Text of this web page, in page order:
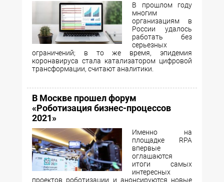
В прошлом году
многим
организациям в
России удалось
работать без
серьезных
ограничений; в то же время, эпидемия
коронавируса стала катализатором цифровой
трансформации, считают аналитики.
В Москве прошел форум
«Роботизация бизнес-процессов
2021»
Именно на
площадке RPA
впервые
оглашаются
итоги самых
интересных
проектов роботизации и анонсируются новые